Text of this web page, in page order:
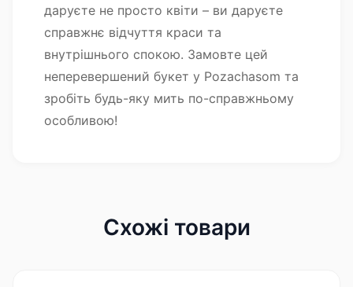
даруєте не просто квіти – ви даруєте
справжнє відчуття краси та
внутрішнього спокою. Замовте цей
неперевершений букет у Pozachasom та
зробіть будь-яку мить по-справжньому
особливою!
Схожі товари